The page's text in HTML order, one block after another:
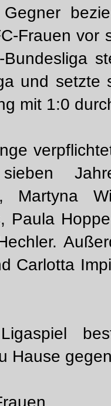
Gegner
Frauen vor
Bundesliga
und
mit 1:0
Martyna
Paula
Carlotta
Hause